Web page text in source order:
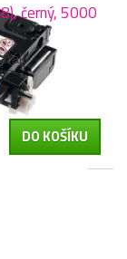
černý, 5000
DO KOŠÍKU